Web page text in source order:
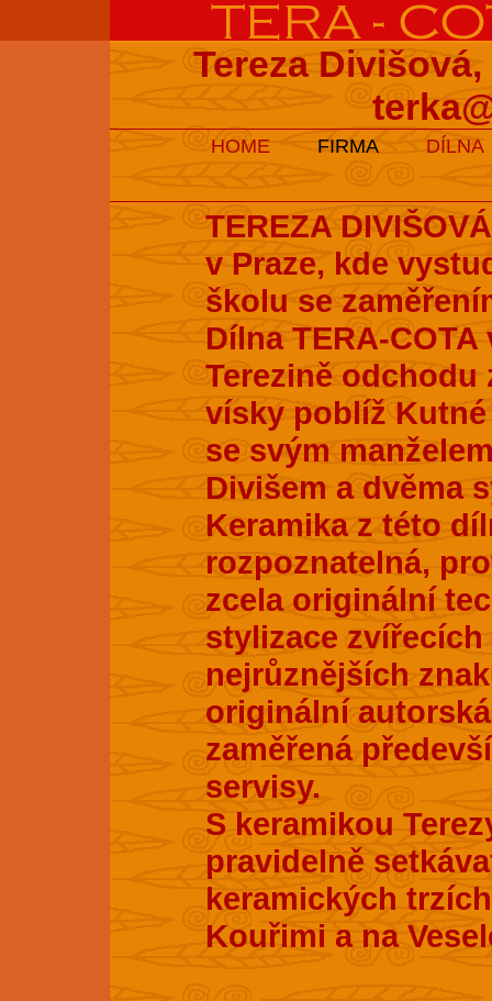
Tereza
HOME FIRMA DÍLNA
TEREZA
v Praze, kde
školu se
Dílna TERA-
Terezině odchodu
vísky poblíž Kutné
se svým
Divišem a dvěma
Keramika z této
rozpoznatelná,
zcela originální
stylizace
nejrůznějších
originální
zaměřená
servisy.
S keramikou
pravidelně
keramických
Kouřimi a na